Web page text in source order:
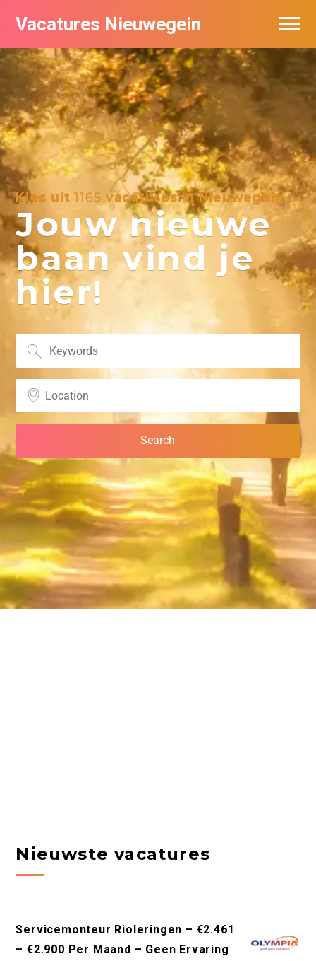
Vacatures Nieuwegein
Kies uit1165 vacatures in Nieuwegein
Jouw nieuwe
baan vind je
hier!
Nieuwste vacatures
Servicemonteur Rioleringen – €2.461
– €2.900 Per Maand – Geen Ervaring
Vacatures per bedrijf in Nieuwegein